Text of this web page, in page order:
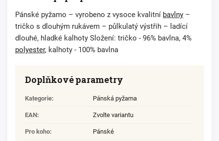
Pánské pyžamo – vyrobeno z vysoce kvalitní bavlny –
tričko s dlouhým rukávem – půlkulatý výstřih – ladící
dlouhé, hladké kalhoty Složení: tričko - 96% bavlna, 4%
polyester, kalhoty - 100% bavlna
Doplňkové parametry
Kategorie: Pánská pyžama
EAN: Zvolte variantu
Pro koho: Pánské